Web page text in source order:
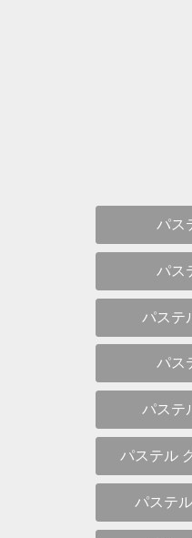
パス
パス
パステ
パス
パステ
パステル
パステ